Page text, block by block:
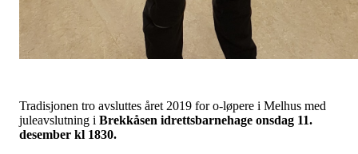
Tradisjonen tro avsluttes året 2019 for o-løpere i Melhus med
juleavslutning i Brekkåsen idrettsbarnehage onsdag 11.
desember kl 1830.